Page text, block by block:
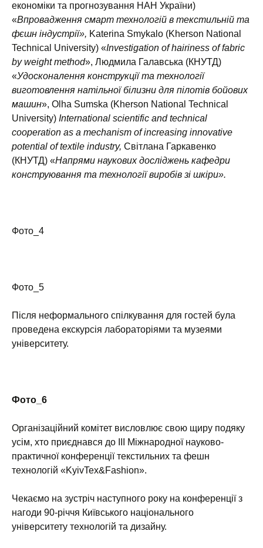
економіки та прогнозування НАН України)
«Впровадження смарт технологій в текстильній та
фєшн індустрії», Katerina Smykalo (Kherson National
Technical University) «Investigation of hairiness of fabric
by weight method», Людмила Галавська (КНУТД)
«Удосконалення конструкції та технології
виготовлення натільної білизни для пілотів бойових
машин», Olha Sumska (Kherson National Technical
University) International scientific and technical
cooperation as a mechanism of increasing innovative
potential of textile industry, Світлана Гаркавенко
(КНУТД) «Напрями наукових досліджень кафедри
конструювання та технології виробів зі шкіри».
Фото_4
Фото_5
Після неформального спілкування для гостей була
проведена екскурсія лабораторіями та музеями
університету.
Фото_6
Організаційний комітет висловлює свою щиру подяку
усім, хто приєднався до ІІІ Міжнародної науково-
практичної конференції текстильних та фешн
технологій «KyivTex&Fashion».
Чекаємо на зустріч наступного року на конференції з
нагоди 90-річчя Київського національного
університету технологій та дизайну.